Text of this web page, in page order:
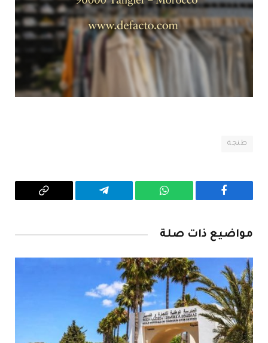
طنجة
فيسبوك واتساب تيلقرام
Copy
مواضيع ذات صلة